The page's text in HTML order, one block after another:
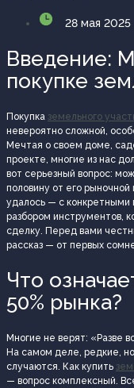
28 мая 2025
Введение:
покупке
Покупка земельного
невероятно сложной,
Мечтая о своем доме,
проекте, многие из нас
вот серьезный вопрос:
половину от его
удалось — с конкретными
разбором инструментов,
сделку. Перед вами
рассказ — от первых
Что
50% рынка?
Многие не верят: «Разве
На самом деле, редкие,
случаются. Как купить
— вопрос комплексный.